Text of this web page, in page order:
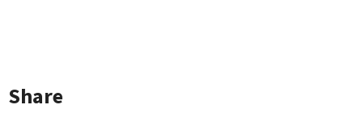
Share